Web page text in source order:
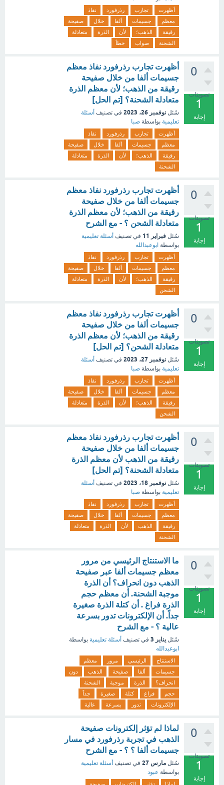
أظهرت تجارب رذرفورد
نفاذ
معظم
جسيمات ألفا خلال
صفيحة
رقيقة
الذهب؛ لأن الذرة
متعادلة
الشحنة
صواب خطأ
0
تصويتات
1
إجابة
أظهرت تجارب رذرفورد نفاذ معظم
جسيمات ألفا من خلال صفيحة
رقيقة من الذهب؛ لأن معظم الذرة
متعادلة الشحنة؟ [تم الحل]
سُئل نوفمبر 26، 2023 في تصنيف أسئلة
تعليمية بواسطة صبا
أظهرت تجارب رذرفورد
نفاذ
معظم
جسيمات ألفا خلال
صفيحة
رقيقة
الذهب؛ لأن الذرة
متعادلة
الشحنة
0
تصويتات
1
إجابة
أظهرت تجارب رذرفورد نفاذ معظم
جسيمات ألفا من خلال صفيحة
رقيقة من الذهب؛ لأن معظم الذرة
متعادلة الشحن ؟ - مع الشرح
سُئل فبراير 11 في تصنيف أسئلة تعليمية
بواسطة ابوعبدالله
أظهرت تجارب رذرفورد
نفاذ
معظم
جسيمات ألفا خلال
صفيحة
رقيقة
الذهب؛ لأن الذرة
متعادلة
الشحن
0
تصويتات
1
إجابة
أظهرت تجارب رذرفورد نفاذ معظم
جسيمات ألفا من خلال صفيحة
رقيقة من الذهب؛ لأن معظم الذرة
متعادلة الشحن؟ [تم الحل]
سُئل نوفمبر 27، 2023 في تصنيف أسئلة
تعليمية بواسطة صبا
أظهرت تجارب رذرفورد
نفاذ
معظم
جسيمات ألفا خلال
صفيحة
رقيقة
الذهب؛ لأن الذرة
متعادلة
الشحن
0
تصويتات
1
إجابة
أظهرت تجارب رذرفورد نفاذ معظم
جسيمات ألفا من خلال صفيحة
رقيقة من الذهب لأن معظم الذرة
متعادلة الشحنة؟ [تم الحل]
سُئل نوفمبر 18، 2023 في تصنيف أسئلة
تعليمية بواسطة صبا
أظهرت تجارب رذرفورد
نفاذ
معظم
جسيمات ألفا خلال
صفيحة
رقيقة
الذهب لأن الذرة
متعادلة
الشحنة
0
تصويتات
1
إجابة
ما الاستنتاج الرئيسي من مرور
معظم جسيمات ألفا عبر صفيحة
الذهب دون انحراف؟ أن الذرة
موجبة الشحنة. أن معظم حجم
الذرة فراغ . أن كتلة الذرة صغيرة
جداً. أن الإلكترونات تدور بسرعة
عالية ؟ - مع الشرح
سُئل يناير 3 في تصنيف أسئلة تعليمية بواسطة
ابوعبدالله
الاستنتاج الرئيسي مرور
معظم
جسيمات
ألفا صفيحة الذهب
دون
انحراف؟
الذرة موجبة
الشحنة
حجم
فراغ كتلة صغيرة
جداً
الإلكترونات
تدور بسرعة عالية
0
تصويتات
1
إجابة
لماذا لم تؤثر إلكترونات صفيحة
الذهب في تجربة رذرفورد في مسار
جسيمات ألفا ؟ ؟ - مع الشرح
سُئل مارس 27 في تصنيف أسئلة تعليمية
بواسطة عبود